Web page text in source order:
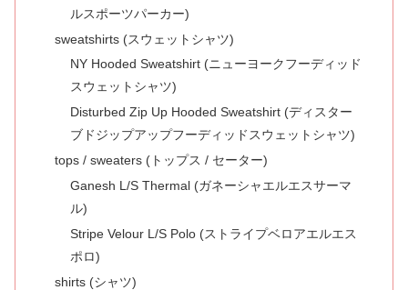
ルスポーツパーカー)
sweatshirts (スウェットシャツ)
NY Hooded Sweatshirt (ニューヨークフーディッド
スウェットシャツ)
Disturbed Zip Up Hooded Sweatshirt (ディスター
ブドジップアップフーディッドスウェットシャツ)
tops / sweaters (トップス / セーター)
Ganesh L/S Thermal (ガネーシャエルエスサーマ
ル)
Stripe Velour L/S Polo (ストライプベロアエルエス
ポロ)
shirts (シャツ)